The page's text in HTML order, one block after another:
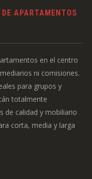
APARTAMENTOS
en el centro
ni comisiones.
para grupos y
totalmente
de calidad y mobiliario
corta, media y larga